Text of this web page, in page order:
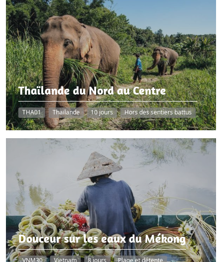
Thaïlande du Nord au Centre
THA01 Thaïlande 10 jours Hors des sentiers battus
Douceur sur les eaux du Mékong
VNM30 Vietnam 8 jours Plage et détente